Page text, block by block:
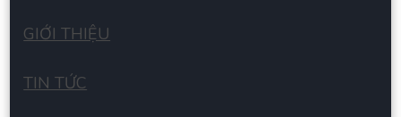
GIỚI THIỆU
TIN TỨC